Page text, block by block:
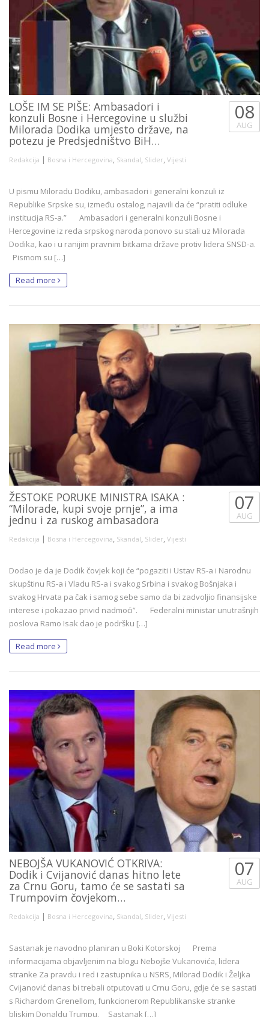
LOŠE IM SE PIŠE: Ambasadori i
konzuli Bosne i Hercegovine u službi
Milorada Dodika umjesto države, na
potezu je Predsjedništvo BiH…
Redakcija | Bosna i Hercegovina, Skandal, Slider, Vijesti
08
AUG
U pismu Miloradu Dodiku, ambasadori i generalni konzuli iz
Republike Srpske su, između ostalog, najavili da će “pratiti odluke
institucija RS-a.” Ambasadori i generalni konzuli Bosne i
Hercegovine iz reda srpskog naroda ponovo su stali uz Milorada
Dodika, kao i u ranijim pravnim bitkama države protiv lidera SNSD-a.
Pismom su […]
Read more
ŽESTOKE PORUKE MINISTRA ISAKA :
“Milorade, kupi svoje prnje”, a ima
jednu i za ruskog ambasadora
Redakcija | Bosna i Hercegovina, Skandal, Slider, Vijesti
07
AUG
Dodao je da je Dodik čovjek koji će “pogaziti i Ustav RS-a i Narodnu
skupštinu RS-a i Vladu RS-a i svakog Srbina i svakog Bošnjaka i
svakog Hrvata pa čak i samog sebe samo da bi zadvoljio finansijske
interese i pokazao privid nadmoći”. Federalni ministar unutrašnjih
poslova Ramo Isak dao je podršku […]
Read more
NEBOJŠA VUKANOVIĆ OTKRIVA:
Dodik i Cvijanović danas hitno lete
za Crnu Goru, tamo će se sastati sa
Trumpovim čovjekom…
Redakcija | Bosna i Hercegovina, Skandal, Slider, Vijesti
07
AUG
Sastanak je navodno planiran u Boki Kotorskoj Prema
informacijama objavljenim na blogu Nebojše Vukanovića, lidera
stranke Za pravdu i red i zastupnika u NSRS, Milorad Dodik i Željka
Cvijanović danas bi trebali otputovati u Crnu Goru, gdje će se sastati
s Richardom Grenellom, funkcionerom Republikanske stranke
bliskim Donaldu Trumpu. Sastanak […]